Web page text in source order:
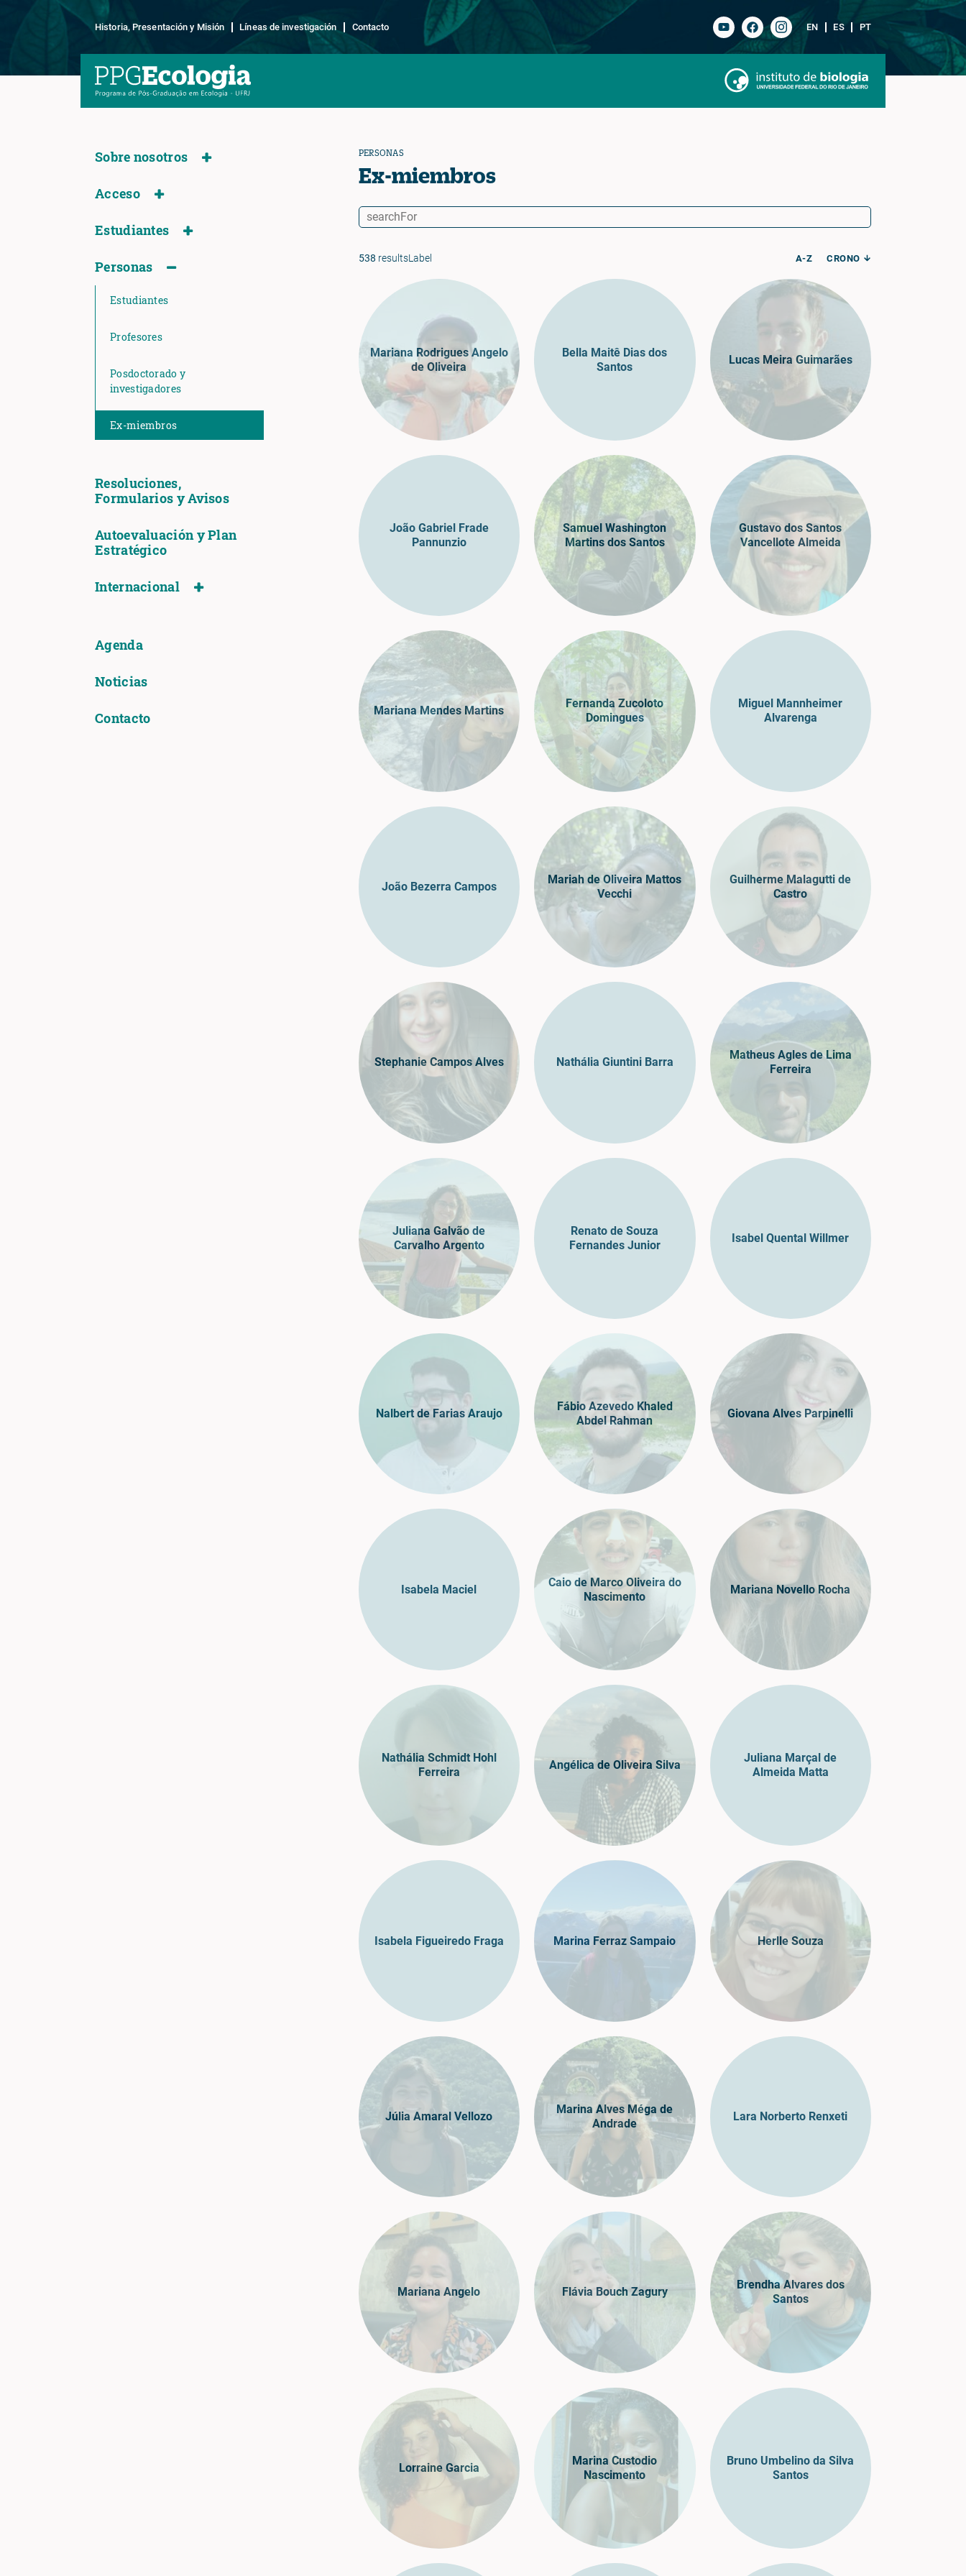
Historia, Presentación y Misión Líneas de investigación Contacto EN ES PT
Sobre nosotros
Acceso
Estudiantes
Personas
Estudiantes
Profesores
Posdoctorado y
investigadores
Ex-miembros
Resoluciones,
Formularios y Avisos
Autoevaluación y Plan
Estratégico
Internacional
Agenda
Noticias
Contacto
PERSONAS
Ex-miembros
538 resultsLabel A-Z CRONO
Mariana Rodrigues Angelo
de Oliveira
Bella Maitê Dias dos
Santos
Lucas Meira Guimarães
João Gabriel Frade
Pannunzio
Samuel Washington
Martins dos Santos
Gustavo dos Santos
Vancellote Almeida
Mariana Mendes Martins
Fernanda Zucoloto
Domingues
Miguel Mannheimer
Alvarenga
João Bezerra Campos
Mariah de Oliveira Mattos
Vecchi
Guilherme Malagutti de
Castro
Stephanie Campos Alves Nathália Giuntini Barra
Matheus Agles de Lima
Ferreira
Juliana Galvão de
Carvalho Argento
Renato de Souza
Fernandes Junior
Isabel Quental Willmer
Nalbert de Farias Araujo
Fábio Azevedo Khaled
Abdel Rahman
Giovana Alves Parpinelli
Isabela Maciel
Caio de Marco Oliveira do
Nascimento
Mariana Novello Rocha
Nathália Schmidt Hohl
Ferreira
Angélica de Oliveira Silva
Juliana Marçal de
Almeida Matta
Isabela Figueiredo Fraga Marina Ferraz Sampaio Herlle Souza
Júlia Amaral Vellozo
Marina Alves Méga de
Andrade
Lara Norberto Renxeti
Mariana Angelo Flávia Bouch Zagury
Brendha Alvares dos
Santos
Lorraine Garcia
Marina Custodio
Nascimento
Bruno Umbelino da Silva
Santos